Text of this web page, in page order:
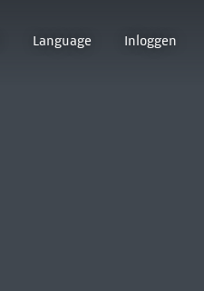
Language Inloggen